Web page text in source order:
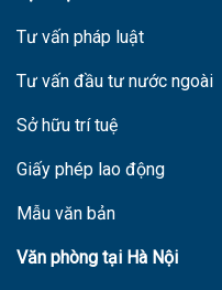
Tư vấn pháp luật
Tư vấn đầu tư nước ngoài
Sở hữu trí tuệ
Giấy phép lao động
Mẫu văn bản
Văn phòng tại Hà Nội